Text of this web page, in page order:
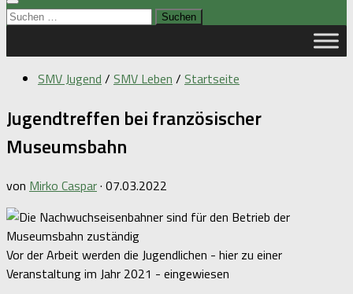
Suchen
SMV Jugend / SMV Leben / Startseite
Jugendtreffen bei französischer
Museumsbahn
von Mirko Caspar· 07.03.2022
Vor der Arbeit werden die Jugendlichen - hier zu einer
Veranstaltung im Jahr 2021 - eingewiesen